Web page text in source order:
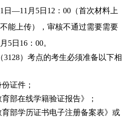
日—11月5日12：00（首次材料上
能上传），审核不通过需要需要
5日16：00。
3128） 考点的考生必须准备以下相
证件；
部在线学籍验证报告》；
部学历证书电子注册备案表》或